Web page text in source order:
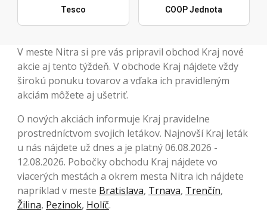
Tesco COOP Jednota
V meste Nitra si pre vás pripravil obchod Kraj nové
akcie aj tento týždeň. V obchode Kraj nájdete vždy
širokú ponuku tovarov a vďaka ich pravidleným
akciám môžete aj ušetriť.
O nových akciách informuje Kraj pravidelne
prostredníctvom svojich letákov. Najnovší Kraj leták
u nás nájdete už dnes a je platný 06.08.2026 -
12.08.2026. Pobočky obchodu Kraj nájdete vo
viacerých mestách a okrem mesta Nitra ich nájdete
napríklad v meste Bratislava, Trnava, Trenčín,
Žilina, Pezinok, Holíč.